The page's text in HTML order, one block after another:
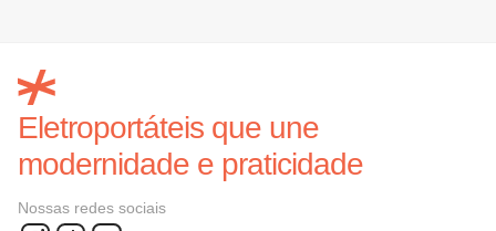
Eletroportáteis que une
modernidade e praticidade
Nossas redes sociais